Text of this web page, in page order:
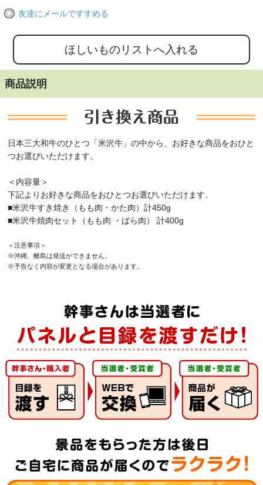
友達にメールですすめる
商品説明
日本三大和牛のひとつ「米沢牛」の中から、お好きな商品をおひと
つお選びいただけます。
＜内容量＞
下記よりお好きな商品をおひとつお選びいただけます。
■米沢牛すき焼き（もも肉・かた肉）計450g
■米沢牛焼肉セット（もも肉 ・ばら肉） 計400g
＜注意事項＞
※沖縄、離島は発送ができません。
※予告なく内容が変更となる場合があります。